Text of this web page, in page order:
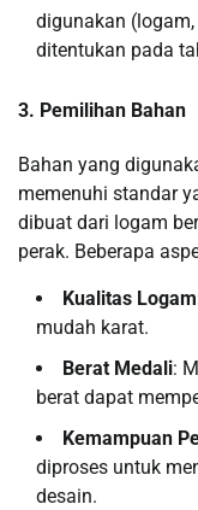
digunakan
ditentukan pada
3. Pemilihan Bahan
Bahan yang
memenuhi standar
dibuat dari logam
perak. Beberapa
Kualitas Logam
mudah karat.
Berat Medali:
berat dapat
Kemampuan
diproses untuk
desain.